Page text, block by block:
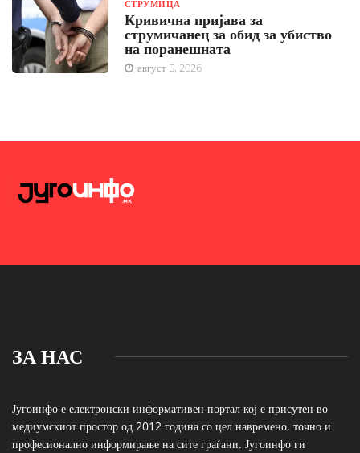
СТРУМИЦА
Кривична пријава за
струмичанец за обид за убиство
на поранешната
август 5, 2026
ЗА НАС
Југоинфо е електронски информативен портал кој е присутен во
медиумскиот простор од 2012 година со цел навремено, точно и
професионално информирање на сите граѓани. Југоинфо ги